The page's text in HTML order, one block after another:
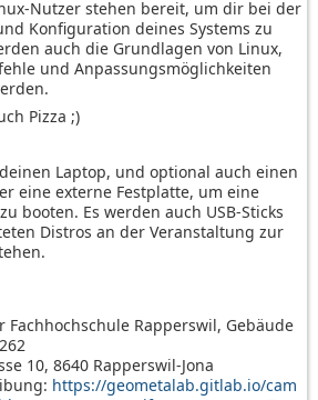
Nutzer stehen bereit, um dir bei der
Konfiguration deines Systems zu
auch die Grundlagen von Linux,
und Anpassungsmöglichkeiten
Pizza ;)
Laptop, und optional auch einen
eine externe Festplatte, um eine
booten. Es werden auch USB-Sticks
Distros an der Veranstaltung zur
Fachhochschule Rapperswil, Gebäude
10, 8640 Rapperswil-Jona
https://geometalab.gitlab.io/cam